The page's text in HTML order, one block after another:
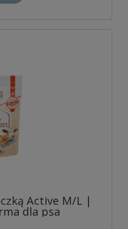
Active M/L |
dla psa